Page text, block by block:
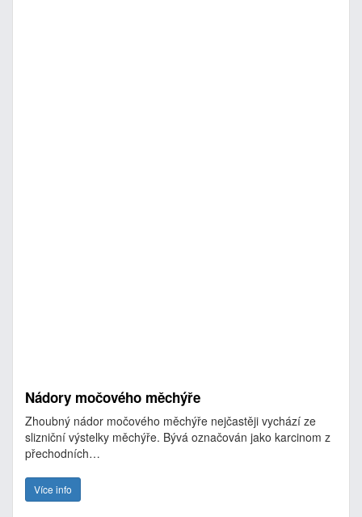
Nádory močového měchýře
Zhoubný nádor močového měchýře nejčastěji vychází ze
slizniční výstelky měchýře. Bývá označován jako karcinom z
přechodních…
Více info